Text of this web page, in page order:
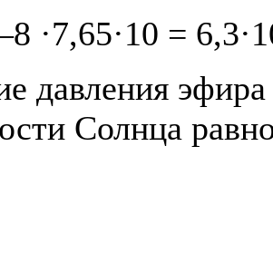
·7,65·10 =
давления эфира
Солнца